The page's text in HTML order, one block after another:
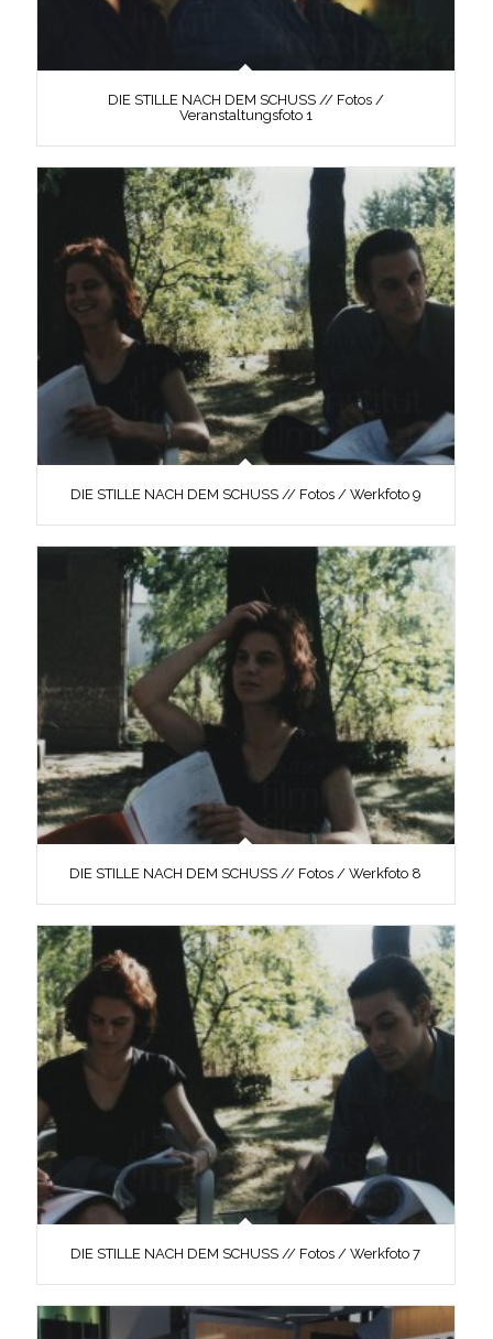
DIE STILLE NACH DEM SCHUSS // Fotos /
Veranstaltungsfoto 1
DIE STILLE NACH DEM SCHUSS // Fotos / Werkfoto 9
DIE STILLE NACH DEM SCHUSS // Fotos / Werkfoto 8
DIE STILLE NACH DEM SCHUSS // Fotos / Werkfoto 7